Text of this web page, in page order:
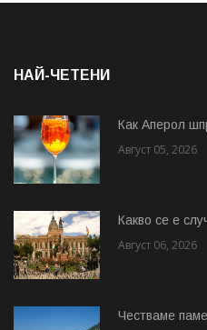
НАЙ-ЧЕТЕНИ
Как Аперол
Август 05, 2026
Какво се е
Август 06, 2026
Честваме